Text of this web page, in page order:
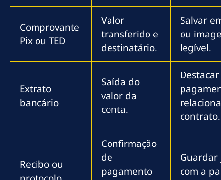
Comprovante
Pix ou TED
Valor
transferido e
destinatário.
Salvar
ou
legível.
Extrato
bancário
Saída do
valor da
conta.
Destacar
contrato.
Recibo ou
Confirmação
de
pagamento
Guardar
com a